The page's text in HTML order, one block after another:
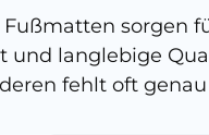
Fußmatten sorgen
und langlebige
fehlt oft genau